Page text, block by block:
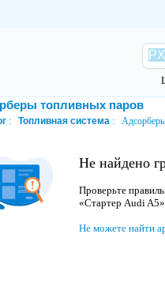
топливных паров
Топливная система
Не найдено
Проверьте
«Стартер Audi
Не можете найти